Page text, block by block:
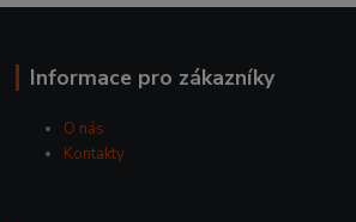
Informace pro zákazníky
O nás
Kontakty